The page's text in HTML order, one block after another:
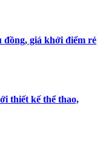
đồng, giá khởi điểm rẻ
thiết kế thể thao,